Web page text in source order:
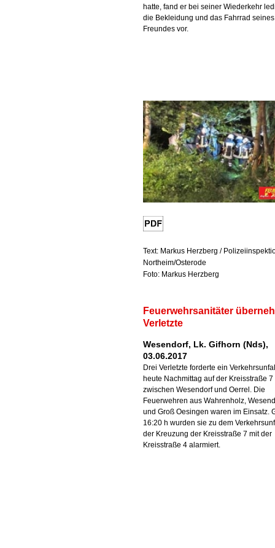
hatte, fand er bei seiner Wiederkehr
die Bekleidung und das Fahrrad seines
Freundes vor.
Text: Markus Herzberg /
Northeim/Osterode
Foto: Markus Herzberg
Feuerwehrsanitäter
Verletzte
Wesendorf, Lk. Gifhorn (Nds),
03.06.2017
Drei Verletzte forderte ein
heute Nachmittag auf der Kreisstraße 7
zwischen Wesendorf und Oerrel. Die
Feuerwehren aus Wahrenholz,
und Groß Oesingen waren im Einsatz.
16:20 h wurden sie zu dem
der Kreuzung der Kreisstraße 7 mit der
Kreisstraße 4 alarmiert.